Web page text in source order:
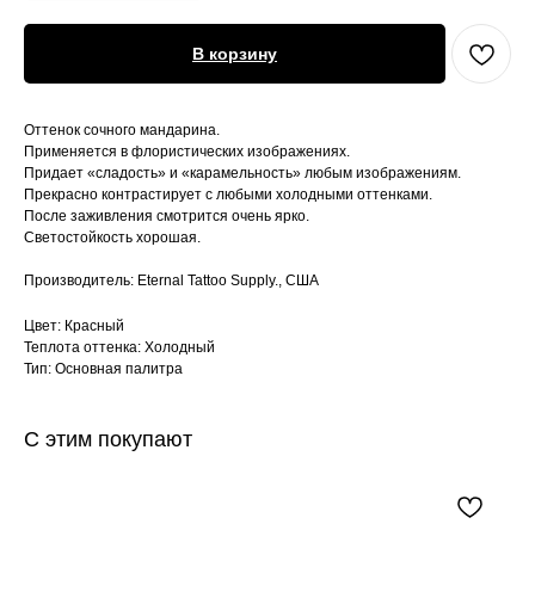
В корзину
Оттенок сочного мандарина.
Применяется в флористических изображениях.
Придает «сладость» и «карамельность» любым изображениям.
Прекрасно контрастирует с любыми холодными оттенками.
После заживления смотрится очень ярко.
Светостойкость хорошая.
Производитель: Eternal Tattoo Supply., США
Цвет: Красный
Теплота оттенка: Холодный
Тип: Основная палитра
С этим покупают